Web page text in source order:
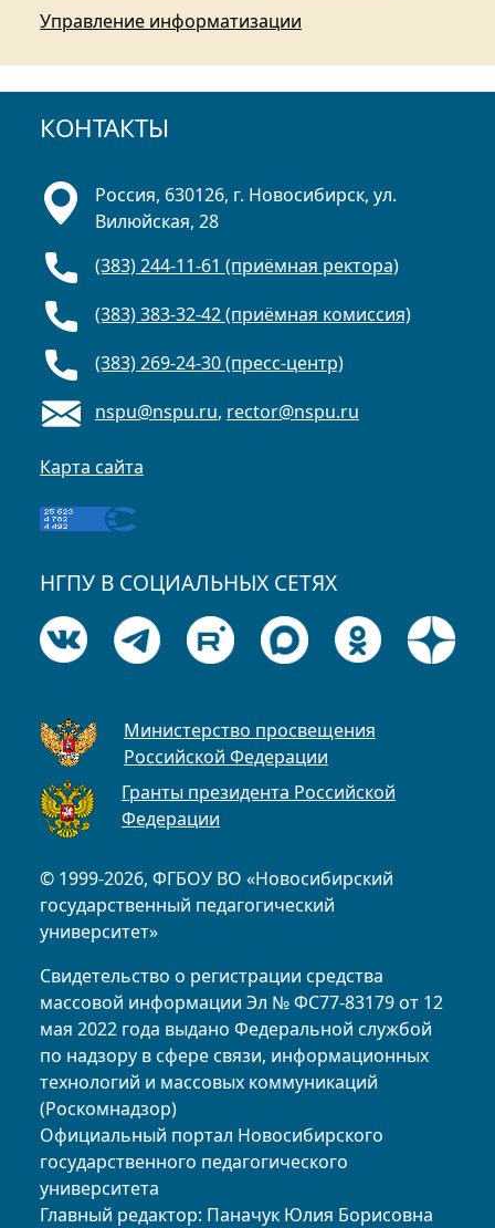
Управление информатизации
КОНТАКТЫ
© 1999-2026, ФГБОУ ВО «Новосибирский
государственный педагогический
университет»
Свидетельство о регистрации средства
массовой информации Эл № ФС77-83179 от 12
мая 2022 года выдано Федеральной службой
по надзору в сфере связи, информационных
технологий и массовых коммуникаций
(Роскомнадзор)
Официальный портал Новосибирского
государственного педагогического
университета
Главный редактор: Паначук Юлия Борисовна
Россия, 630126, г. Новосибирск, ул.
Вилюйская, 28
(383) 244-11-61 (приёмная ректора)
(383) 383-32-42 (приёмная комиссия)
(383) 269-24-30 (пресс-центр)
nspu@nspu.ru, rector@nspu.ru
Карта сайта
НГПУ В СОЦИАЛЬНЫХ СЕТЯХ
Министерство просвещения
Российской Федерации
Гранты президента Российской
Федерации